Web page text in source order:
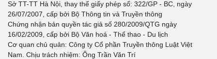
Sở TT-TT Hà Nội, thay thế giấy phép số: 322/GP - BC, ngày
26/07/2007, cấp bởi Bộ Thông tin và Truyền thông
Chứng nhận bản quyền tác giả số 280/2009/QTG ngày
16/02/2009, cấp bởi Bộ Văn hoá - Thể thao - Du lịch
Cơ quan chủ quản: Công ty Cổ phần Truyền thông Luật Việt
Nam. Chịu trách nhiệm: Ông Trần Văn Trí